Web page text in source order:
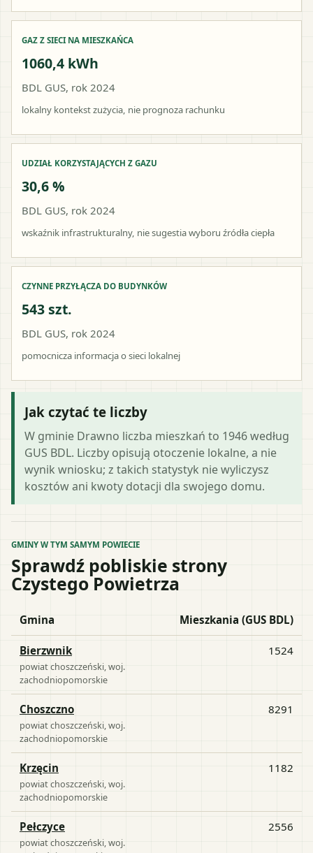
GAZ Z SIECI NA MIESZKAŃCA
1060,4 kWh
BDL GUS, rok 2024
lokalny kontekst zużycia, nie prognoza rachunku
UDZIAŁ KORZYSTAJĄCYCH Z GAZU
30,6 %
BDL GUS, rok 2024
wskaźnik infrastrukturalny, nie sugestia wyboru źródła ciepła
CZYNNE PRZYŁĄCZA DO BUDYNKÓW
543 szt.
BDL GUS, rok 2024
pomocnicza informacja o sieci lokalnej
Jak czytać te liczby
W gminie Drawno liczba mieszkań to 1946 według
GUS BDL. Liczby opisują otoczenie lokalne, a nie
wynik wniosku; z takich statystyk nie wyliczysz
kosztów ani kwoty dotacji dla swojego domu.
GMINY W TYM SAMYM POWIECIE
Sprawdź pobliskie strony
Czystego Powietrza
Gmina Mieszkania (GUS BDL)
Bierzwnik
powiatchoszczeński , woj.
zachodniopomorskie
1524
Choszczno
powiatchoszczeński , woj.
zachodniopomorskie
8291
Krzęcin
powiatchoszczeński , woj.
zachodniopomorskie
1182
Pełczyce
powiatchoszczeński , woj.
2556